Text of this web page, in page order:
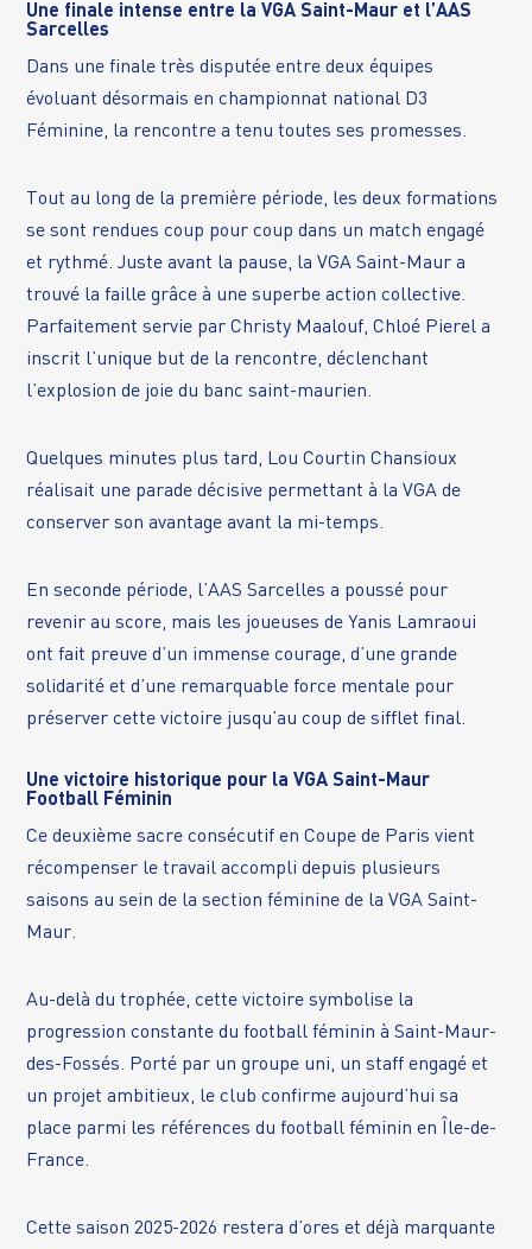
Une finale intense entre la VGA Saint-Maur et l’AAS
Sarcelles
Dans une finale très disputée entre deux équipes
évoluant désormais en championnat national D3
Féminine, la rencontre a tenu toutes ses promesses.
Tout au long de la première période, les deux formations
se sont rendues coup pour coup dans un match engagé
et rythmé. Juste avant la pause, la VGA Saint-Maur a
trouvé la faille grâce à une superbe action collective.
Parfaitement servie par Christy Maalouf, Chloé Pierel a
inscrit l’unique but de la rencontre, déclenchant
l’explosion de joie du banc saint-maurien.
Quelques minutes plus tard, Lou Courtin Chansioux
réalisait une parade décisive permettant à la VGA de
conserver son avantage avant la mi-temps.
En seconde période, l’AAS Sarcelles a poussé pour
revenir au score, mais les joueuses de Yanis Lamraoui
ont fait preuve d’un immense courage, d’une grande
solidarité et d’une remarquable force mentale pour
préserver cette victoire jusqu’au coup de sifflet final.
Une victoire historique pour la VGA Saint-Maur
Football Féminin
Ce deuxième sacre consécutif en Coupe de Paris vient
récompenser le travail accompli depuis plusieurs
saisons au sein de la section féminine de la VGA Saint-
Maur.
Au-delà du trophée, cette victoire symbolise la
progression constante du football féminin à Saint-Maur-
des-Fossés. Porté par un groupe uni, un staff engagé et
un projet ambitieux, le club confirme aujourd’hui sa
place parmi les références du football féminin en Île-de-
France.
Cette saison 2025-2026 restera d’ores et déjà marquante